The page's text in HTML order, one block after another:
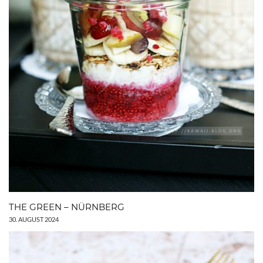
THE GREEN – NÜRNBERG
30. AUGUST 2024